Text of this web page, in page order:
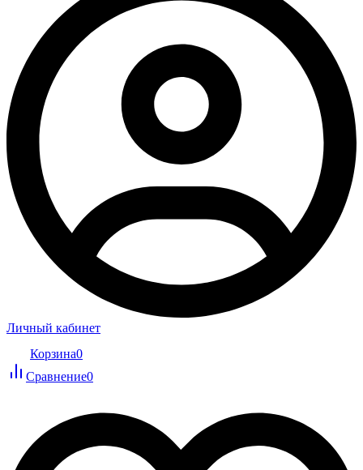
Личный кабинет
Корзина0
Сравнение0